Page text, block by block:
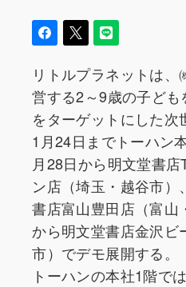
リトルプラネットは
営する2～9歳の子ど
をターゲットにした次
1月24日までトーハン
月28日から明文堂書店
ン店（埼玉・越谷市）
書店富山豊田店（富山
から明文堂書店金沢ビ
市）でデモ展開する。
トーハンの本社1階で